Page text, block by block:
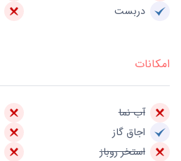
دربست
امکانات
آب نما
اجاق گاز
استخر روباز